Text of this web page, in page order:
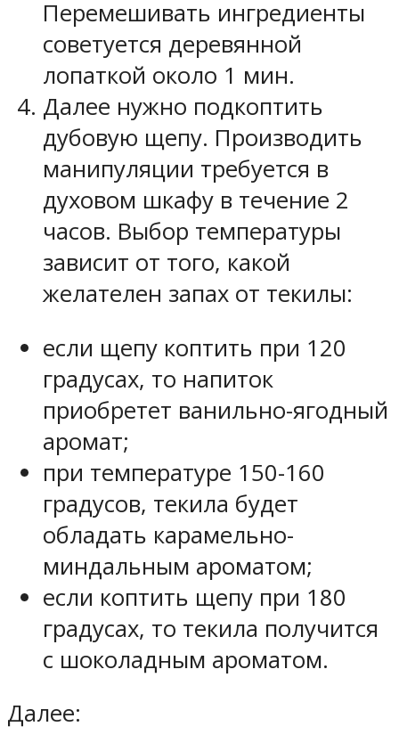
Перемешивать ингредиенты
советуется деревянной
лопаткой около 1 мин.
Далее нужно подкоптить
дубовую щепу. Производить
манипуляции требуется в
духовом шкафу в течение 2
часов. Выбор температуры
зависит от того, какой
желателен запах от текилы:
если щепу коптить при 120
градусах, то напиток
приобретет ванильно-ягодный
аромат;
при температуре 150-160
градусов, текила будет
обладать карамельно-
миндальным ароматом;
если коптить щепу при 180
градусах, то текила получится
с шоколадным ароматом.
Далее: